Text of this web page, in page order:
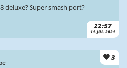
22:57
11. JUL. 2021
deluxe? Super smash port?
3